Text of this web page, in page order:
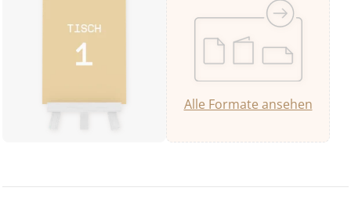
Alle Formate ansehen